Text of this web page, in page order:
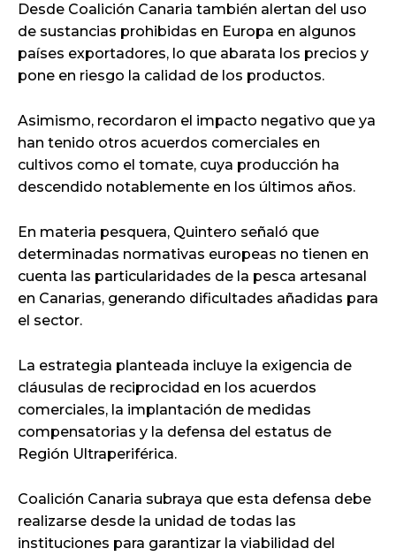
Desde Coalición Canaria también alertan del uso
de sustancias prohibidas en Europa en algunos
países exportadores, lo que abarata los precios y
pone en riesgo la calidad de los productos.
Asimismo, recordaron el impacto negativo que ya
han tenido otros acuerdos comerciales en
cultivos como el tomate, cuya producción ha
descendido notablemente en los últimos años.
En materia pesquera, Quintero señaló que
determinadas normativas europeas no tienen en
cuenta las particularidades de la pesca artesanal
en Canarias, generando dificultades añadidas para
el sector.
La estrategia planteada incluye la exigencia de
cláusulas de reciprocidad en los acuerdos
comerciales, la implantación de medidas
compensatorias y la defensa del estatus de
Región Ultraperiférica.
Coalición Canaria subraya que esta defensa debe
realizarse desde la unidad de todas las
instituciones para garantizar la viabilidad del